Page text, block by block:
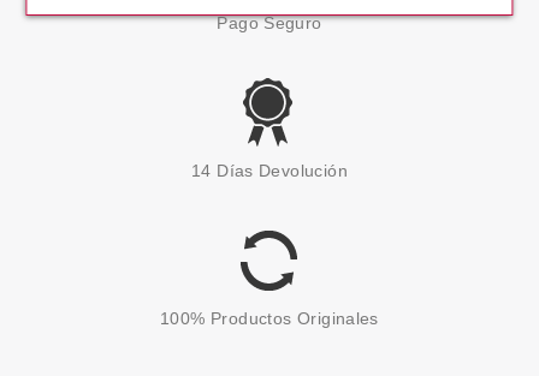
Pago Seguro
14 Días Devolución
100% Productos Originales